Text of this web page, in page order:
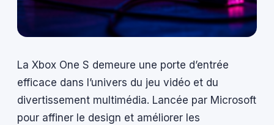
La Xbox One S demeure une porte d’entrée
efficace dans l’univers du jeu vidéo et du
divertissement multimédia. Lancée par Microsoft
pour affiner le design et améliorer les